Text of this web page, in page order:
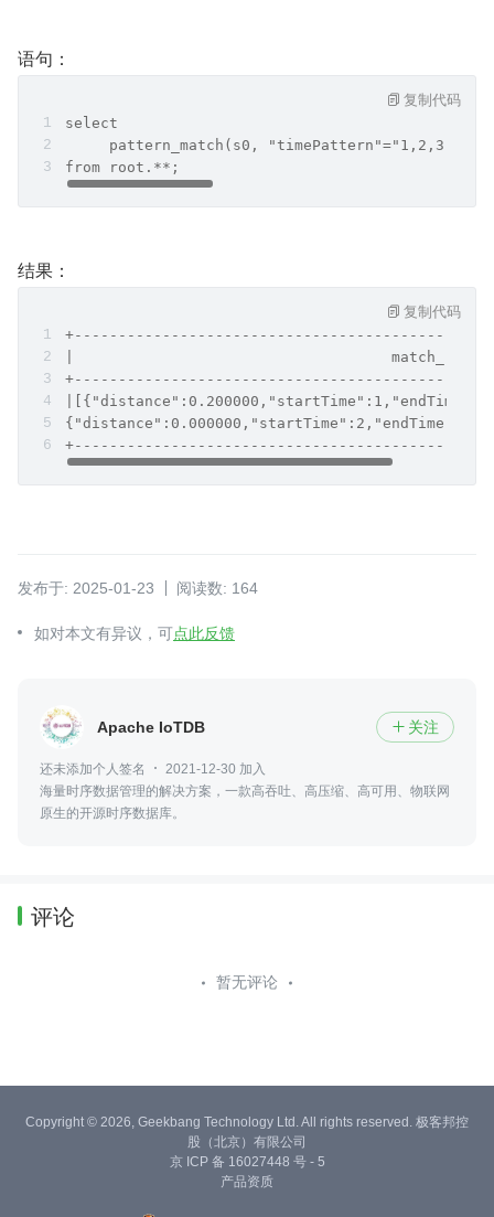
语句：
select
pattern_match(s0, "timePattern"="1,2,3",
from root.**;
复制代码
结果：
+------------------------------------------------
|
+------------------------------------------------
+------------------------------------------------
复制代码
发布于: 2025-01-23 阅读数: 164
如对本文有异议，可点此反馈
Apache IoTDB  关注
还未添加个人签名
2021-12-30 加入
海量时序数据管理的解决方案，一款高吞吐、高压缩、高可用、物联网
原生的开源时序数据库。
评论
暂无评论
Copyright © 2026, Geekbang Technology Ltd. All rights reserved. 极客邦控
股（北京）有限公司
京 ICP 备 16027448 号 - 5
产品资质